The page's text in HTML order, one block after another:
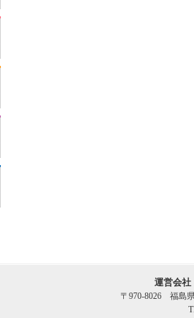
運営会
〒970-8026 福島